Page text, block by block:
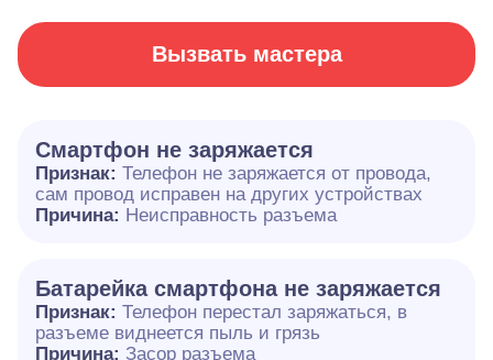
Вызвать мастера
Смартфон не заряжается
Признак: Телефон не заряжается от провода,
сам провод исправен на других устройствах
Причина: Неисправность разъема
Батарейка смартфона не заряжается
Признак: Телефон перестал заряжаться, в
разъеме виднеется пыль и грязь
Причина: Засор разъема